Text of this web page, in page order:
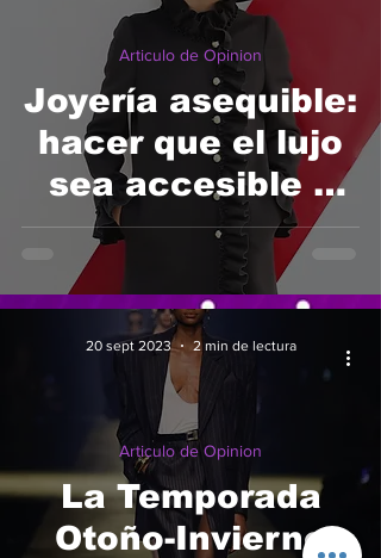
Joyería asequible:
hacer que el lujo
sea accesible y
asequible para
todos
Articulo de Opinion
La Temporada
Otoño-Invierno
Articulo de Opinion
20 sept 2023 2 min de lectura